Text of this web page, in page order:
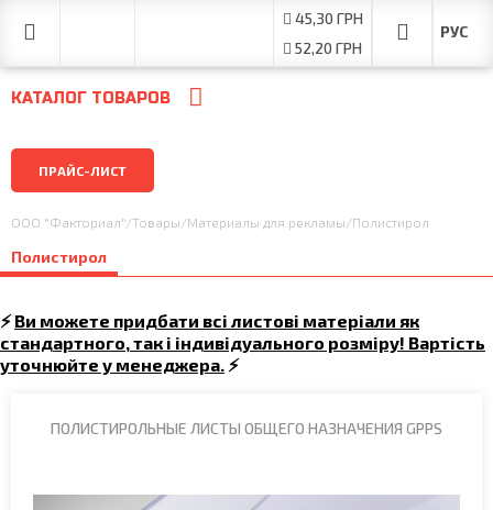
45,30 ГРН
52,20 ГРН
КАТАЛОГ ТОВАРОВ
ПРАЙС-ЛИСТ
ООО "Факториал"/Товары /Материалы для рекламы /Полистирол
Полистирол
⚡Ви можете придбати всі листові матеріали як
стандартного, так і індивідуального розміру! Вартість
уточнюйте у менеджера. ⚡
ПОЛИСТИРОЛЬНЫЕ ЛИСТЫ ОБЩЕГО НАЗНАЧЕНИЯ GPPS